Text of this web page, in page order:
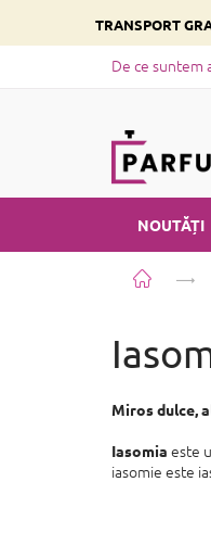
conținut
TRANSPORT
De ce suntem
NOUTĂȚI
PRIVATE LABEL
Acasă
Miros dulce,
Iasomia este
iasomie este